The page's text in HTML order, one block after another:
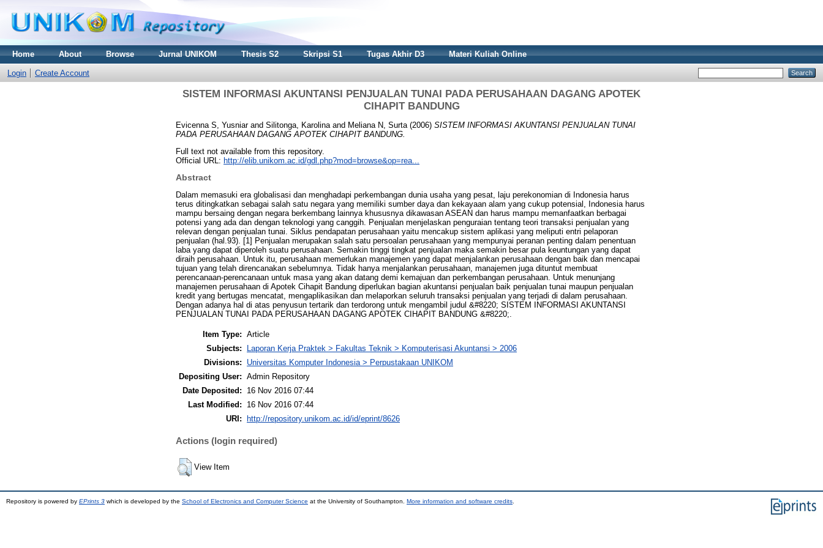
Home About Browse Jurnal UNIKOM Thesis S2 Skripsi S1 Tugas Akhir D3 Materi Kuliah Online
Login Create Account
SISTEM INFORMASI AKUNTANSI PENJUALAN TUNAI PADA PERUSAHAAN DAGANG APOTEK
CIHAPIT BANDUNG
Evicenna S, Yusniarand Silitonga, Karolina and Meliana N, Surta (2006) SISTEM INFORMASI AKUNTANSI PENJUALAN TUNAI
PADA PERUSAHAAN DAGANG APOTEK CIHAPIT BANDUNG.
Full text not available from this repository.
Official URL: http://elib.unikom.ac.id/gdl.php?mod=browse&op=rea...
Abstract
Dalam memasuki era globalisasi dan menghadapi perkembangan dunia usaha yang pesat, laju perekonomian di Indonesia harus
terus ditingkatkan sebagai salah satu negara yang memiliki sumber daya dan kekayaan alam yang cukup potensial, Indonesia harus
mampu bersaing dengan negara berkembang lainnya khususnya dikawasan ASEAN dan harus mampu memanfaatkan berbagai
potensi yang ada dan dengan teknologi yang canggih. Penjualan menjelaskan penguraian tentang teori transaksi penjualan yang
relevan dengan penjualan tunai. Siklus pendapatan perusahaan yaitu mencakup sistem aplikasi yang meliputi entri pelaporan
penjualan (hal.93). [1] Penjualan merupakan salah satu persoalan perusahaan yang mempunyai peranan penting dalam penentuan
laba yang dapat diperoleh suatu perusahaan. Semakin tinggi tingkat penjualan maka semakin besar pula keuntungan yang dapat
diraih perusahaan. Untuk itu, perusahaan memerlukan manajemen yang dapat menjalankan perusahaan dengan baik dan mencapai
tujuan yang telah direncanakan sebelumnya. Tidak hanya menjalankan perusahaan, manajemen juga dituntut membuat
perencanaan-perencanaan untuk masa yang akan datang demi kemajuan dan perkembangan perusahaan. Untuk menunjang
manajemen perusahaan di Apotek Cihapit Bandung diperlukan bagian akuntansi penjualan baik penjualan tunai maupun penjualan
kredit yang bertugas mencatat, mengaplikasikan dan melaporkan seluruh transaksi penjualan yang terjadi di dalam perusahaan.
Dengan adanya hal di atas penyusun tertarik dan terdorong untuk mengambil judul &#8220; SISTEM INFORMASI AKUNTANSI
PENJUALAN TUNAI PADA PERUSAHAAN DAGANG APOTEK CIHAPIT BANDUNG &#8220;.
Item Type: Article
Subjects:
Laporan Kerja Praktek > Fakultas Teknik > Komputerisasi Akuntansi > 2006
Divisions:
Universitas Komputer Indonesia > Perpustakaan UNIKOM
Depositing User: Admin Repository
Date Deposited:
16 Nov 2016 07:44
Last Modified:
16 Nov 2016 07:44
URI:
http://repository.unikom.ac.id/id/eprint/8626
Actions (login required)
View Item
Repository is powered by EPrints 3 which is developed by the School of Electronics and Computer Science at the University of Southampton. More information and software credits